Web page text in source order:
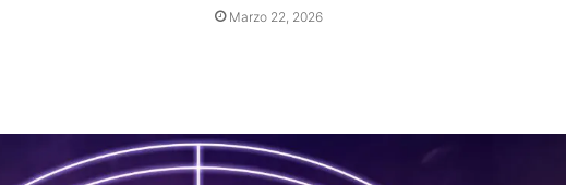
Marzo 22, 2026